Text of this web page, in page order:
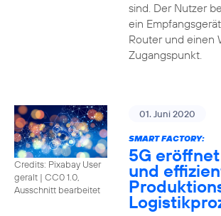
sind. Der Nutzer
ein
Router und einen
Zugangspunkt.
Credits: Pixabay User
geralt | CC0 1.0,
Ausschnitt bearbeitet
01. Juni 2020
SMART FACTORY:
5G
und